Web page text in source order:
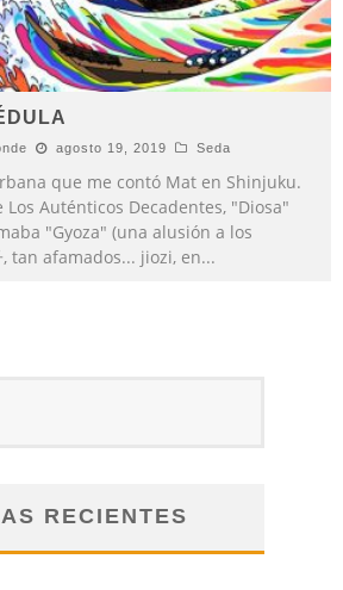
agosto 19, 2019 Seda
que me contó Mat en Shinjuku.
Auténticos Decadentes, "Diosa"
"Gyoza" (una alusión a los
tan afamados... jiozi, en...
RECIENTES